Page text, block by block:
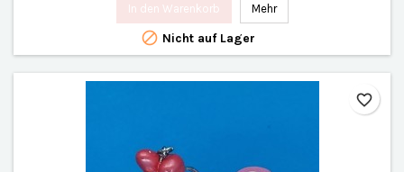
In den Warenkorb Mehr
 Nicht auf Lager
favorite_border